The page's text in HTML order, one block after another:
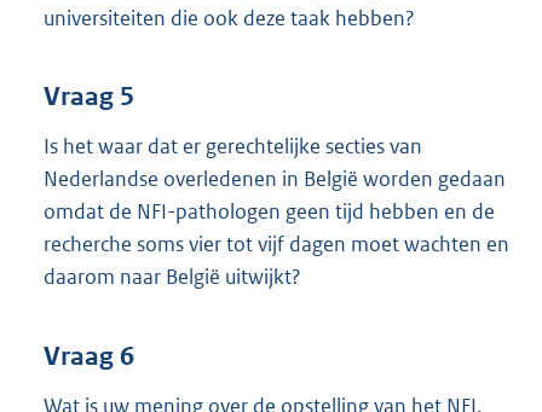
universiteiten die ook deze taak hebben?
Vraag 5
Is het waar dat er gerechtelijke secties van
Nederlandse overledenen in België worden gedaan
omdat de NFI-pathologen geen tijd hebben en de
recherche soms vier tot vijf dagen moet wachten en
daarom naar België uitwijkt?
Vraag 6
Wat is uw mening over de opstelling van het NFI,